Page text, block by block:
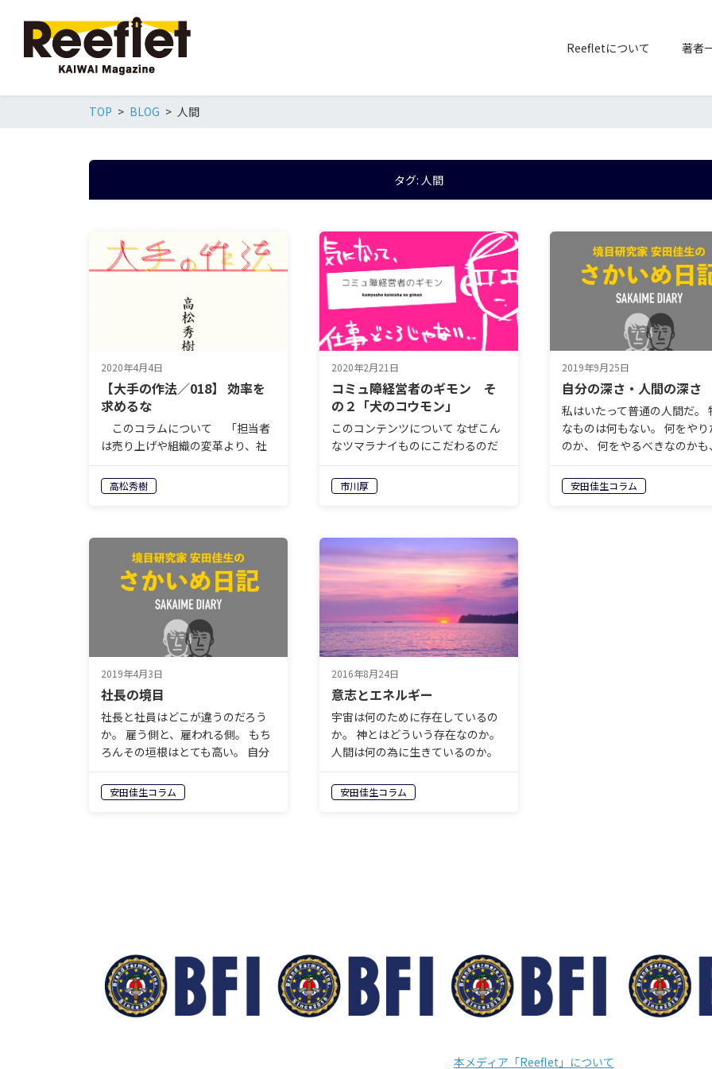
Reefletについて 著者
TOP BLOG 人間
タグ: 人間
2020年4月4日
【大手の作法／018】 効率を
求めるな
このコラムについて 「担当者
は売り上げや組織の変革より、社
いる」「夜の世界では、配慮と遠
慮の絶妙なバランスが必要」「本
い」 設立…
高松秀樹
2020年2月21日
コミュ障経営者のギモン そ
の２「犬のコウモン」
このコンテンツについて なぜこん
なツマラナイものにこだわるのだ
た人」っていますよね。市川さん
はまさにそういう人。でもそうい
係もなさ…
市川厚
2019年9月25日
自分の深さ・人間の深さ
私はいたって普通の人間だ。
なものは何もない。 何をやり
のか、 何をやるべきなのかも
いる人が世の中にはたくさんい
る。 そしてこの状況に驚かない
安田佳生コラム
2019年4月3日
社長の境目
社長と社員はどこが違うのだろう
か。 雇う側と、雇われる側。 もち
ろんその垣根はとても高い。 自分
も、 責任感も、仕事にかける情熱
も、 社員よりずっと大きい。 それ
安田佳生コラム
2016年8月24日
意志とエネルギー
宇宙は何のために存在しているの
か。 神とはどういう存在なのか。
人間は何の為に生きているのか。
それとも理由など無いのか。 全て
の行動や存在には理由がある、と
安田佳生コラム
本メディア「Reeflet」について